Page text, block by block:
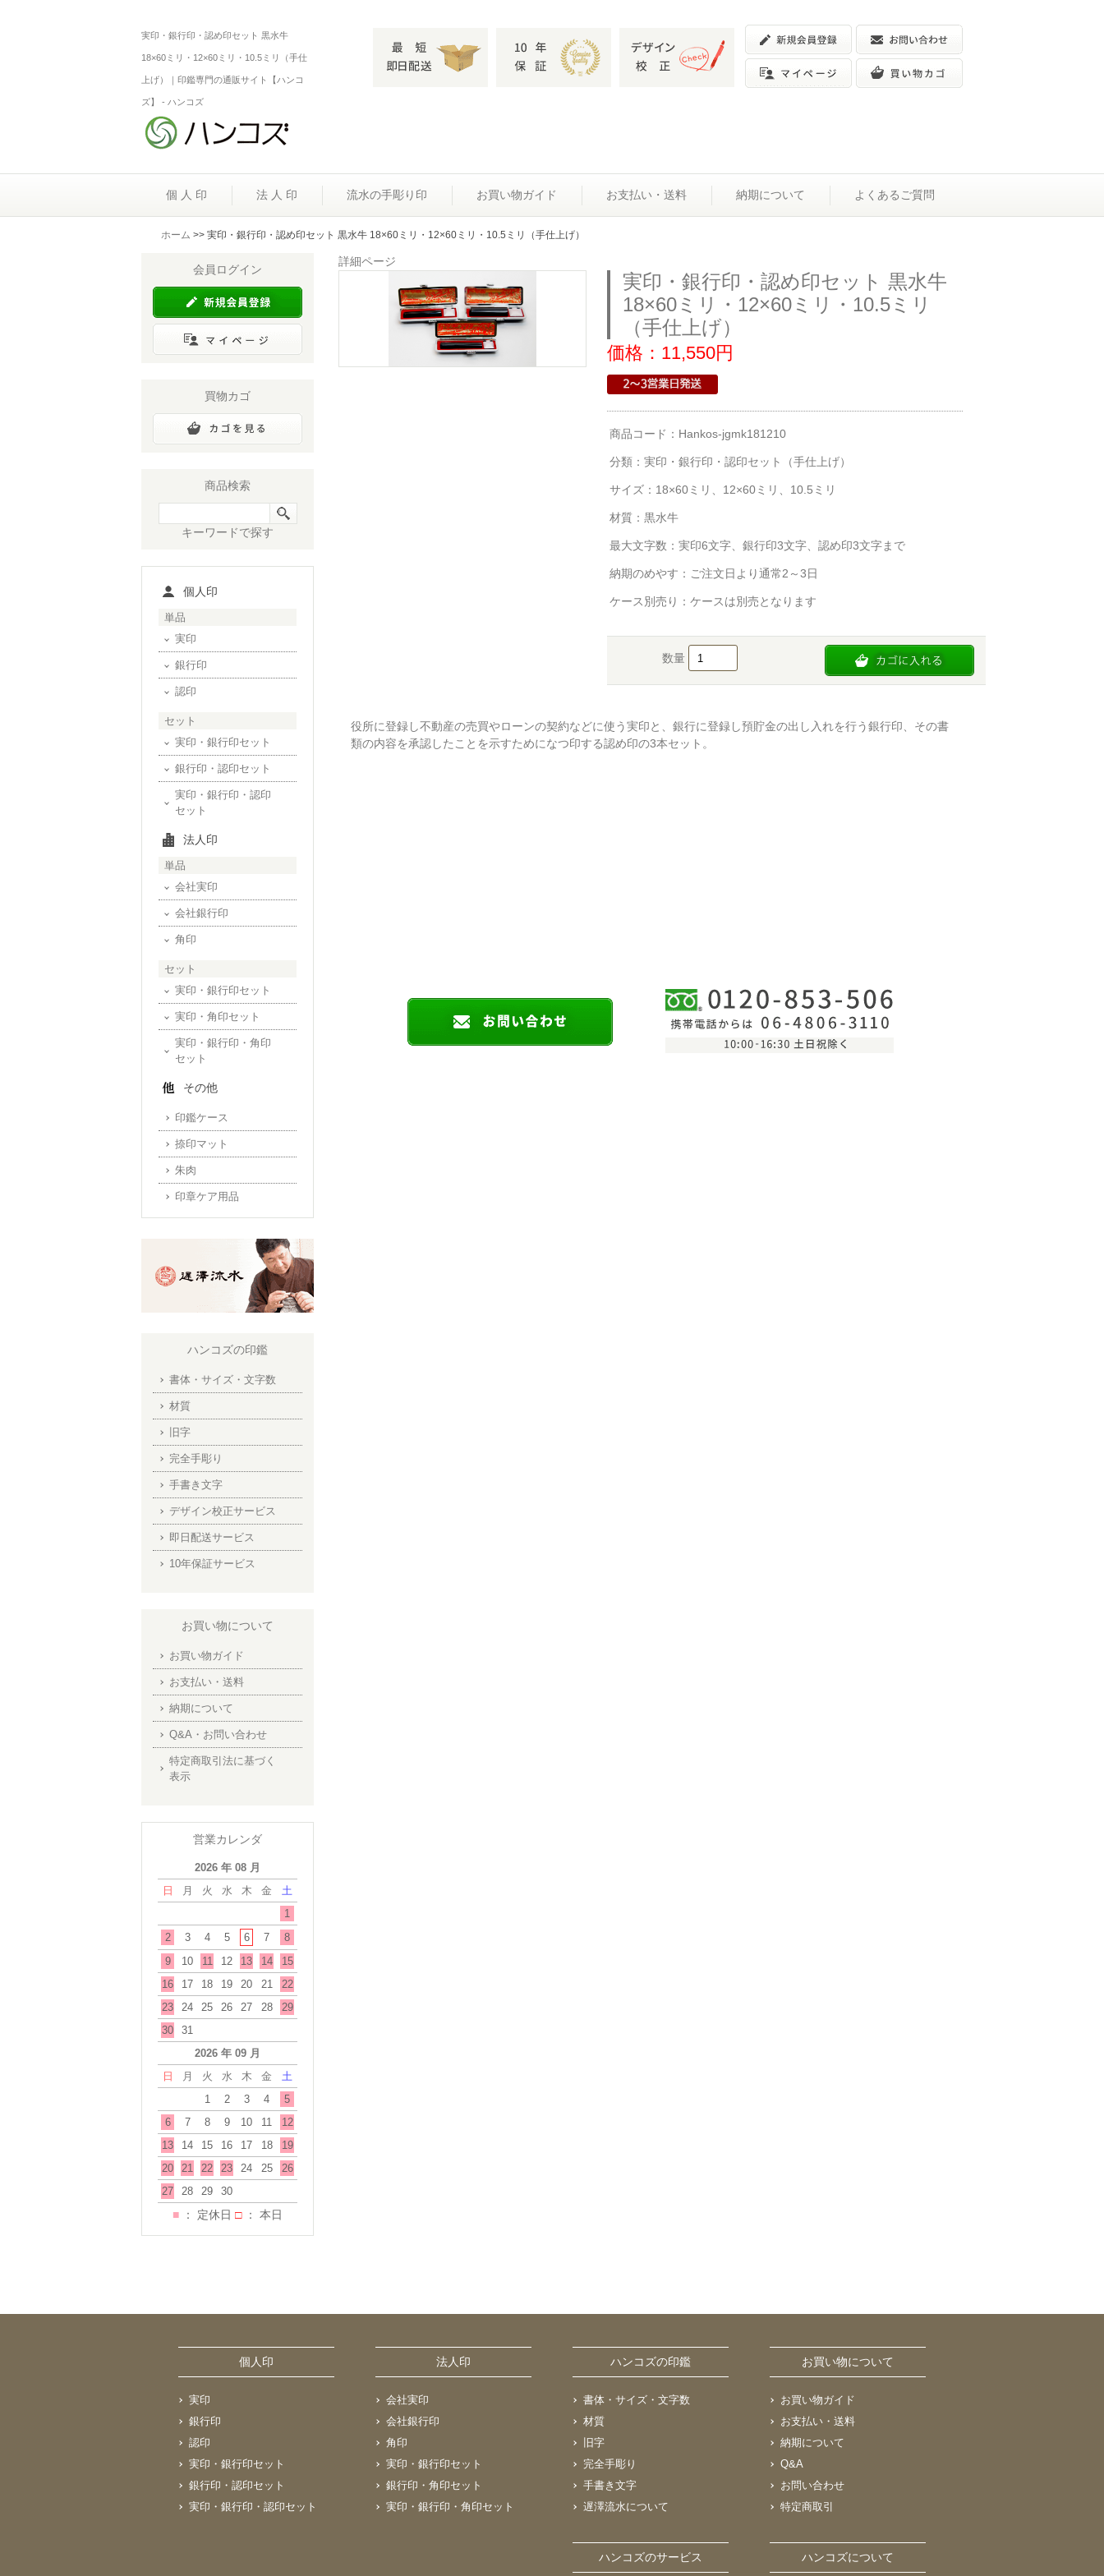
実印・銀行印・認め印セット 黒水牛
18×60ミリ・12×60ミリ・10.5ミリ（手仕
上げ）｜印鑑専門の通販サイト【ハンコ
ズ】 - ハンコズ
個 人 印 法 人 印 流水の手彫り印 お買い物ガイド お支払い・送料 納期について よくあるご質問
ホーム >> 実印・銀行印・認め印セット 黒水牛 18×60ミリ・12×60ミリ・10.5ミリ（手仕上げ）
詳細ページ
実印・銀行印・認め印セット 黒水牛
18×60ミリ・12×60ミリ・10.5ミリ
（手仕上げ）
価格：11,550円
商品コード：Hankos-jgmk181210
分類： 実印・銀行印・認印セット（手仕上げ）
サイズ：18×60ミリ、12×60ミリ、10.5ミリ
材質：黒水牛
最大文字数：実印6文字、銀行印3文字、認め印3文字まで
納期のめやす：ご注文日より通常2～3日
ケース別売り：ケースは別売となります
数量
役所に登録し不動産の売買やローンの契約などに使う実印と、銀行に登録し預貯金の出し入れを行う銀行印、その書
類の内容を承認したことを示すためになつ印する認め印の3本セット。
会員ログイン
買物カゴ
商品検索
キーワードで探す
個人印
単品
実印
銀行印
認印
セット
実印・銀行印セット
銀行印・認印セット
実印・銀行印・認印
セット
法人印
単品
会社実印
会社銀行印
角印
セット
実印・銀行印セット
実印・角印セット
実印・銀行印・角印
セット
その他
印鑑ケース
捺印マット
朱肉
印章ケア用品
ハンコズの印鑑
書体・サイズ・文字数
材質
旧字
完全手彫り
手書き文字
デザイン校正サービス
即日配送サービス
10年保証サービス
お買い物について
お買い物ガイド
お支払い・送料
納期について
Q&A・お問い合わせ
特定商取引法に基づく
表示
営業カレンダ
2026 年 08 月
日
月 火 水 木 金
土
1
2
3 4 5 6 7
8
9
10 11 12 13 14
15
16
17 18 19 20 21
22
23
24 25 26 27 28
29
30
31
2026 年 09 月
日
月 火 水 木 金
土
1
2 3 4
5
6
7 8 9 10 11
12
13
14 15 16 17 18
19
20
21 22 23 24 25
26
27
28 29 30
■ ： 定休日 □： 本日
個人印
実印
銀行印
認印
実印・銀行印セット
銀行印・認印セット
実印・銀行印・認印セット
法人印
会社実印
会社銀行印
角印
実印・銀行印セット
銀行印・角印セット
実印・銀行印・角印セット
ハンコズの印鑑
書体・サイズ・文字数
材質
旧字
完全手彫り
手書き文字
遅澤流水について
お買い物について
お買い物ガイド
お支払い・送料
納期について
Q&A
お問い合わせ
特定商取引
ハンコズのサービス ハンコズについて